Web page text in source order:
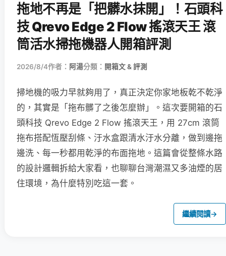
拖地不再是「把髒水抹開」！石頭科
技 Qrevo Edge 2 Flow 搖滾天王 滾
筒活水掃拖機器人開箱評測
2026/8/4作者： 阿湯分類： 開箱文 & 評測
掃地機的吸力早就夠用了，真正決定你家地板乾不乾淨
的，其實是「拖布髒了之後怎麼辦」。這次要開箱的石
頭科技 Qrevo Edge 2 Flow 搖滾天王，用 27cm 滾筒
拖布搭配恆壓刮條、汙水盒跟清水汙水分離，做到邊拖
邊洗、每一秒都用乾淨的布面拖地。這篇會從整條水路
的設計邏輯拆給大家看，也聊聊台灣潮濕又多油煙的居
住環境，為什麼特別吃這一套。
繼續閱讀→